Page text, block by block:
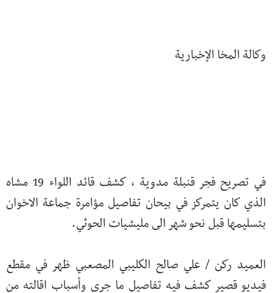
وكالة المخا الإخبارية
في تصريح فجر قنبلة مدوية ، كشف قائد اللواء 19 مشاه
الذي كان يتمركز في بيحان تفاصيل مؤامرة جماعة الاخوان
بتسليمها قبل نحو شهر الى مليشيات الحوثي.
العميد ركن / علي صالح الكليبي المصعبي ظهر في مقطع
فيديو قصير كشف فيه تفاصيل ما جرى وأسباب اقالته من